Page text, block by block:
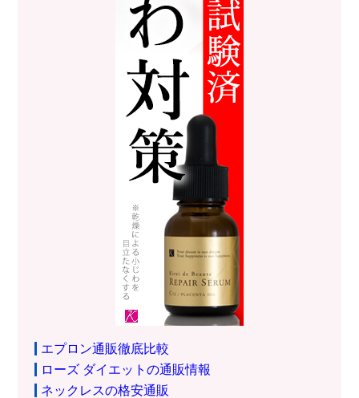
エプロン通販徹底比較
ローズ ダイエットの通販情報
ネックレスの格安通販